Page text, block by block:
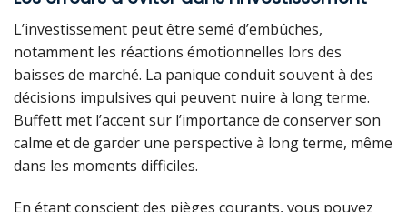
L’investissement peut être semé d’embûches,
notamment les réactions émotionnelles lors des
baisses de marché. La panique conduit souvent à des
décisions impulsives qui peuvent nuire à long terme.
Buffett met l’accent sur l’importance de conserver son
calme et de garder une perspective à long terme, même
dans les moments difficiles.
En étant conscient des pièges courants, vous pouvez